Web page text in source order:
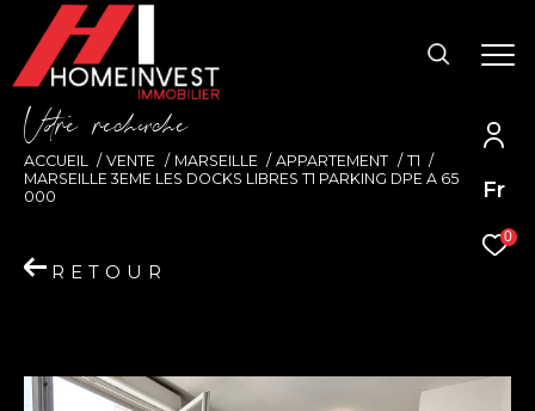
Fr
0
Vore recece
ACCUEIL VENTE MARSEILLE APPARTEMENT
T1
MARSEILLE 3EME LES DOCKS LIBRES T1 PARKING DPE A 65
000
RETOUR